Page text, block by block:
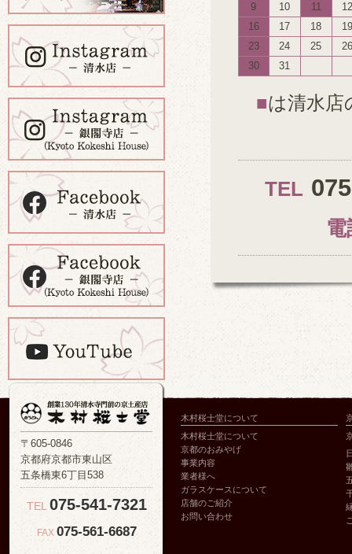
9
10 11
12
16
17 18
19
23
24 25
26
30
31
■は清水店
TEL
電
〒605-0846
京都府京都市東山区
五条橋東6丁目538
TEL 075-541-7321
FAX 075-561-6687
木村桜士堂について
木村桜士堂について
京都のおみやげ
事業内容
業者様へ
ガラスケースについて
店舗のご紹介
お問い合わせ